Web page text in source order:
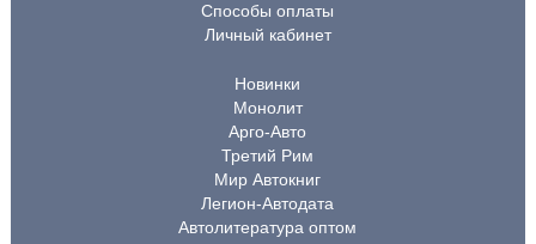
Способы оплаты
Личный кабинет
Новинки
Монолит
Арго-Авто
Третий Рим
Мир Автокниг
Легион-Автодата
Автолитература оптом